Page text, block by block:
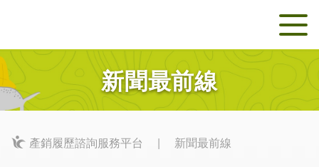
新聞最前線
產銷履歷諮詢服務平台 | 新聞最前線